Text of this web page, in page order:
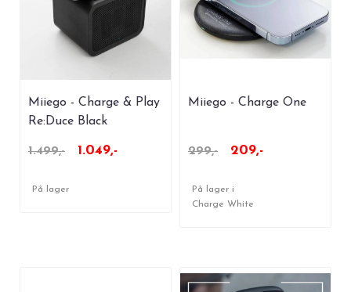
Miiego - Charge & Play
Re:Duce Black
1.499,- 1.049,-
På lager
Miiego - Charge One
299,- 209,-
På lager i
Charge White